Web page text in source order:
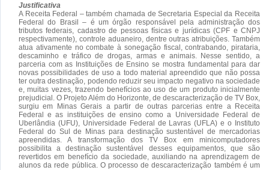
Justificativa
A Receita Federal – também chamada de Secretaria Especial da Receita
Federal do Brasil – é um órgão responsável pela administração dos
tributos federais, cadastro de pessoas físicas e jurídicas (CPF e CNPJ
respectivamente), controle aduaneiro, dentre outras atribuições. Também
atua ativamente no combate à sonegação fiscal, contrabando, pirataria,
descaminho e tráfico de drogas, armas e animais. Nesse sentido, a
parceria com as Instituições de Ensino se mostra fundamental para dar
novas possibilidades de uso a todo material apreendido que não possa
ter outra destinação, podendo reduzir seu impacto negativo na sociedade
e, muitas vezes, trazendo benefícios ao uso de um produto inicialmente
prejudicial. O Projeto Além do Horizonte, de descaracterização de TV Box,
surgiu em Minas Gerais a partir de outras parcerias entre a Receita
Federal e as instituições de ensino como a Universidade Federal de
Uberlândia (UFU), Universidade Federal de Lavras (UFLA) e o Instituto
Federal do Sul de Minas para destinação sustentável de mercadorias
apreendidas. A transformação dos TV Box em minicomputadores
possibilita a destinação sustentável desses equipamentos, que são
revertidos em benefício da sociedade, auxiliando na aprendizagem de
alunos da rede pública. O processo de descaracterização também é um